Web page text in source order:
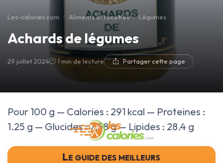
Les-calories.com Aliments et recettes Légumes
Achards de légumes
29 juillet 2024 1 min de lecture Partager cette page
Pour 100 g — Calories : 291 kcal — Proteines :
1.25 g — Glucides : 7.58 g — Lipides : 28.4 g
Le guide des meilleurs